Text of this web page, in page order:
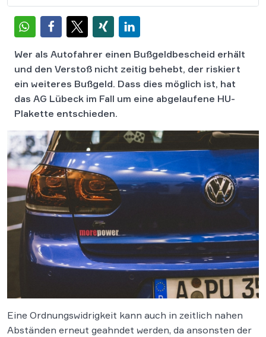
Wer als Autofahrer einen Bußgeldbescheid erhält
und den Verstoß nicht zeitig behebt, der riskiert
ein weiteres Bußgeld. Dass dies möglich ist, hat
das AG Lübeck im Fall um eine abgelaufene HU-
Plakette entschieden.
Eine Ordnungswidrigkeit kann auch in zeitlich nahen
Abständen erneut geahndet werden, da ansonsten der